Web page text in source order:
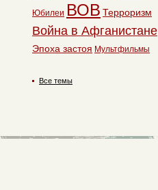
Юбилеи ВОВ Терроризм
Война в Афганистане
Эпоха застоя Мультфильмы
Все темы